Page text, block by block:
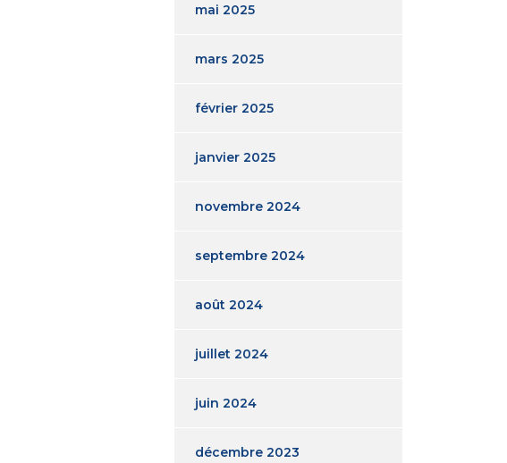
mai 2025
mars 2025
février 2025
janvier 2025
novembre 2024
septembre 2024
août 2024
juillet 2024
juin 2024
décembre 2023